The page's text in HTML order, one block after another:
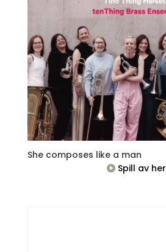
She composes like a man
Spill av her